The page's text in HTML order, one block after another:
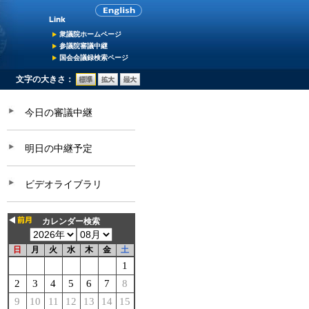
衆議院ホームページ
参議院審議中継
国会会議録検索ページ
文字の大きさ：
今日の審議中継
明日の中継予定
ビデオライブラリ
カレンダー検索
日 月 火 水 木 金 土
1
2
3 4 5 6 7
8
9
10 11 12 13 14
15